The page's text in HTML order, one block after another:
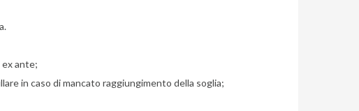
ante;
in caso di mancato raggiungimento della soglia;